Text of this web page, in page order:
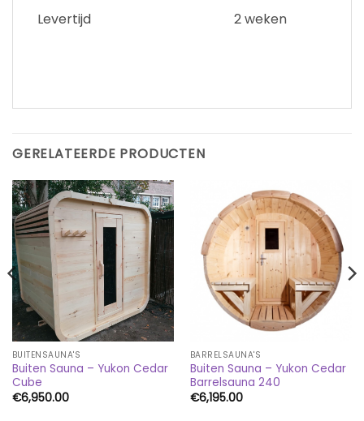
Levertijd 2 weken
GERELATEERDE PRODUCTEN
BUITENSAUNA'S
Buiten Sauna – Yukon Cedar
Cube
€6,950.00
BARRELSAUNA'S
Buiten Sauna – Yukon Cedar
Barrelsauna 240
€6,195.00